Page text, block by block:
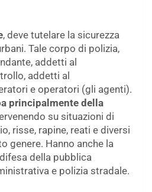
, deve tutelare la sicurezza
Tale corpo di polizia,
addetti al
addetti al
e operatori (gli agenti).
principalmente della
su situazioni di
risse, rapine, reati e diversi
genere. Hanno anche la
della pubblica
e polizia stradale.